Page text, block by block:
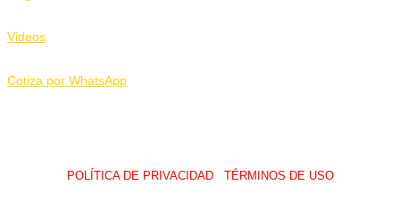
Videos
Cotiza por WhatsApp
POLÍTICA DE PRIVACIDAD
TÉRMINOS DE USO